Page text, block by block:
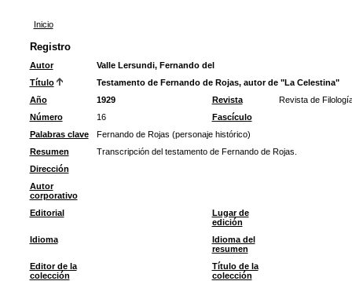
Inicio
Registro
Autor
Valle Lersundi, Fernando del
Título
Testamento de Fernando de Rojas, autor de "La Celestina"
Año
1929 Revista
Revista de
Número
16
Fascículo
Palabras clave
Fernando de Rojas (personaje histórico)
Resumen
Transcripción del testamento de Fernando de Rojas.
Dirección
Autor
corporativo
Editorial
Lugar de
edición
Idioma
Idioma del
resumen
Editor de la
colección
Título de la
colección